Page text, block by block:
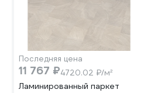
Последняя цена
11 767 ₽4720.02 ₽/м²
Ламинированный паркет